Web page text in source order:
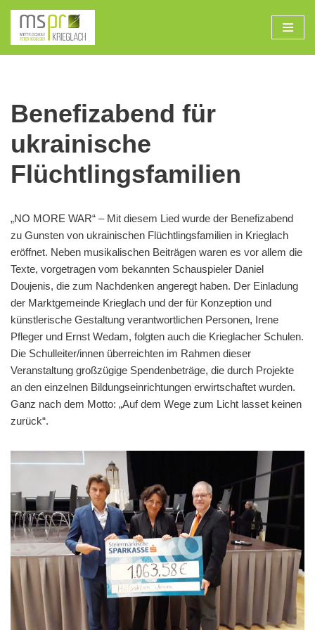
Zum
Inhalt
Benefizabend für
ukrainische
Flüchtlingsfamilien
„NO MORE WAR“ – Mit diesem Lied wurde der Benefizabend
zu Gunsten von ukrainischen Flüchtlingsfamilien in Krieglach
eröffnet. Neben musikalischen Beiträgen waren es vor allem die
Texte, vorgetragen vom bekannten Schauspieler Daniel
Doujenis, die zum Nachdenken angeregt haben. Der Einladung
der Marktgemeinde Krieglach und der für Konzeption und
künstlerische Gestaltung verantwortlichen Personen, Irene
Pfleger und Ernst Wedam, folgten auch die Krieglacher Schulen.
Die Schulleiter/innen überreichten im Rahmen dieser
Veranstaltung großzügige Spendenbeträge, die durch Projekte
an den einzelnen Bildungseinrichtungen erwirtschaftet wurden.
Ganz nach dem Motto: „Auf dem Wege zum Licht lasset keinen
zurück“.